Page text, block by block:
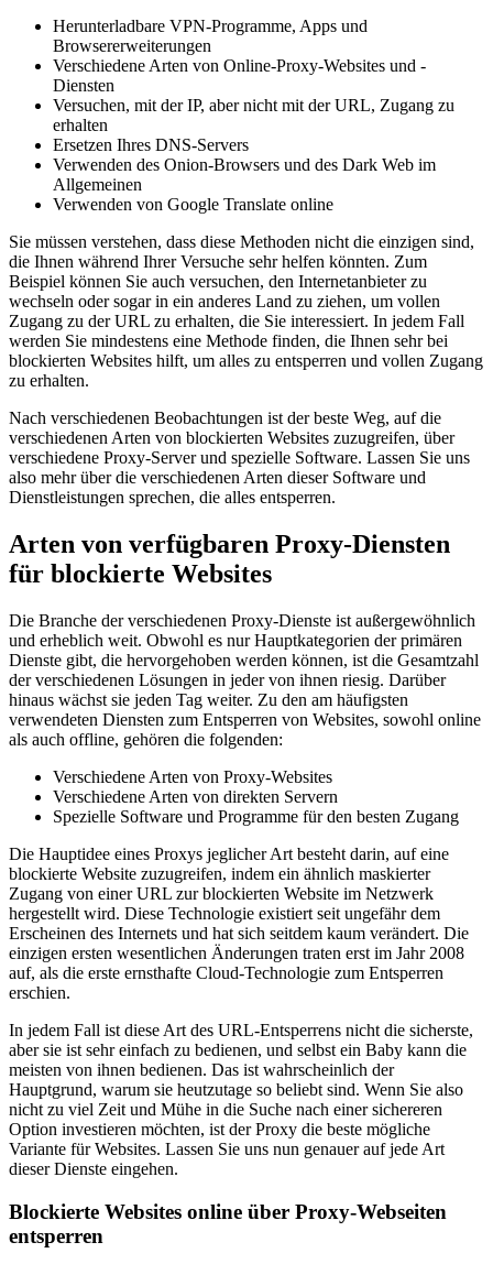
Herunterladbare VPN-Programme, Apps und
Browsererweiterungen
Verschiedene Arten von Online-Proxy-Websites und -
Diensten
Versuchen, mit der IP, aber nicht mit der URL, Zugang zu
erhalten
Ersetzen Ihres DNS-Servers
Verwenden des Onion-Browsers und des Dark Web im
Allgemeinen
Verwenden von Google Translate online
Sie müssen verstehen, dass diese Methoden nicht die einzigen sind,
die Ihnen während Ihrer Versuche sehr helfen könnten. Zum
Beispiel können Sie auch versuchen, den Internetanbieter zu
wechseln oder sogar in ein anderes Land zu ziehen, um vollen
Zugang zu der URL zu erhalten, die Sie interessiert. In jedem Fall
werden Sie mindestens eine Methode finden, die Ihnen sehr bei
blockierten Websites hilft, um alles zu entsperren und vollen Zugang
zu erhalten.
Nach verschiedenen Beobachtungen ist der beste Weg, auf die
verschiedenen Arten von blockierten Websites zuzugreifen, über
verschiedene Proxy-Server und spezielle Software. Lassen Sie uns
also mehr über die verschiedenen Arten dieser Software und
Dienstleistungen sprechen, die alles entsperren.
Arten von verfügbaren Proxy-Diensten
für blockierte Websites
Die Branche der verschiedenen Proxy-Dienste ist außergewöhnlich
und erheblich weit. Obwohl es nur Hauptkategorien der primären
Dienste gibt, die hervorgehoben werden können, ist die Gesamtzahl
der verschiedenen Lösungen in jeder von ihnen riesig. Darüber
hinaus wächst sie jeden Tag weiter. Zu den am häufigsten
verwendeten Diensten zum Entsperren von Websites, sowohl online
als auch offline, gehören die folgenden:
Verschiedene Arten von Proxy-Websites
Verschiedene Arten von direkten Servern
Spezielle Software und Programme für den besten Zugang
Die Hauptidee eines Proxys jeglicher Art besteht darin, auf eine
blockierte Website zuzugreifen, indem ein ähnlich maskierter
Zugang von einer URL zur blockierten Website im Netzwerk
hergestellt wird. Diese Technologie existiert seit ungefähr dem
Erscheinen des Internets und hat sich seitdem kaum verändert. Die
einzigen ersten wesentlichen Änderungen traten erst im Jahr 2008
auf, als die erste ernsthafte Cloud-Technologie zum Entsperren
erschien.
In jedem Fall ist diese Art des URL-Entsperrens nicht die sicherste,
aber sie ist sehr einfach zu bedienen, und selbst ein Baby kann die
meisten von ihnen bedienen. Das ist wahrscheinlich der
Hauptgrund, warum sie heutzutage so beliebt sind. Wenn Sie also
nicht zu viel Zeit und Mühe in die Suche nach einer sichereren
Option investieren möchten, ist der Proxy die beste mögliche
Variante für Websites. Lassen Sie uns nun genauer auf jede Art
dieser Dienste eingehen.
Blockierte Websites online über Proxy-Webseiten
entsperren